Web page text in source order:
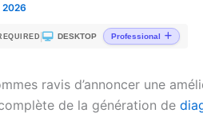
DESKTOP Professional
ravis d’annoncer une
de la génération de